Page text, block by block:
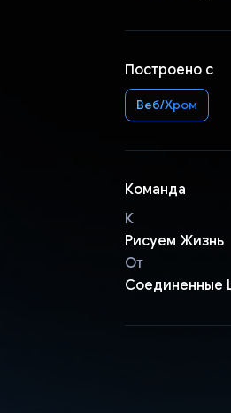
Построено с
Веб/Хром
Команда
К
Рисуем Жизнь
От
Соединенные